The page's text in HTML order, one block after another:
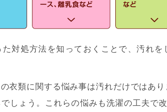
た対処方法を知っておくことで、汚れ
衣類に関する悩み事は汚れだけではあ
しょう。これらの悩みも洗濯の工夫で